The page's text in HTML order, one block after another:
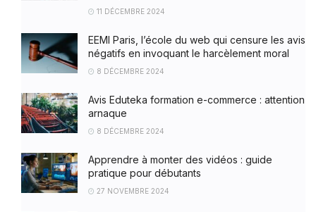
11 DÉCEMBRE 2024
EEMI Paris, l’école du web qui censure les avis
négatifs en invoquant le harcèlement moral
8 DÉCEMBRE 2024
Avis Eduteka formation e-commerce : attention
arnaque
8 DÉCEMBRE 2024
Apprendre à monter des vidéos : guide
pratique pour débutants
27 NOVEMBRE 2024